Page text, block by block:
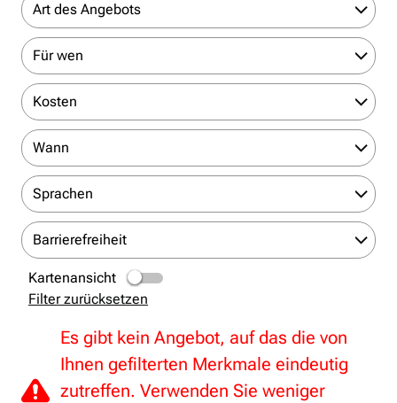
Art des Angebots
Für wen
Kosten
Wann
Sprachen
Barrierefreiheit
Kartenansicht
Filter zurücksetzen
Es gibt kein Angebot, auf das die von
Ihnen gefilterten Merkmale eindeutig
zutreffen. Verwenden Sie weniger